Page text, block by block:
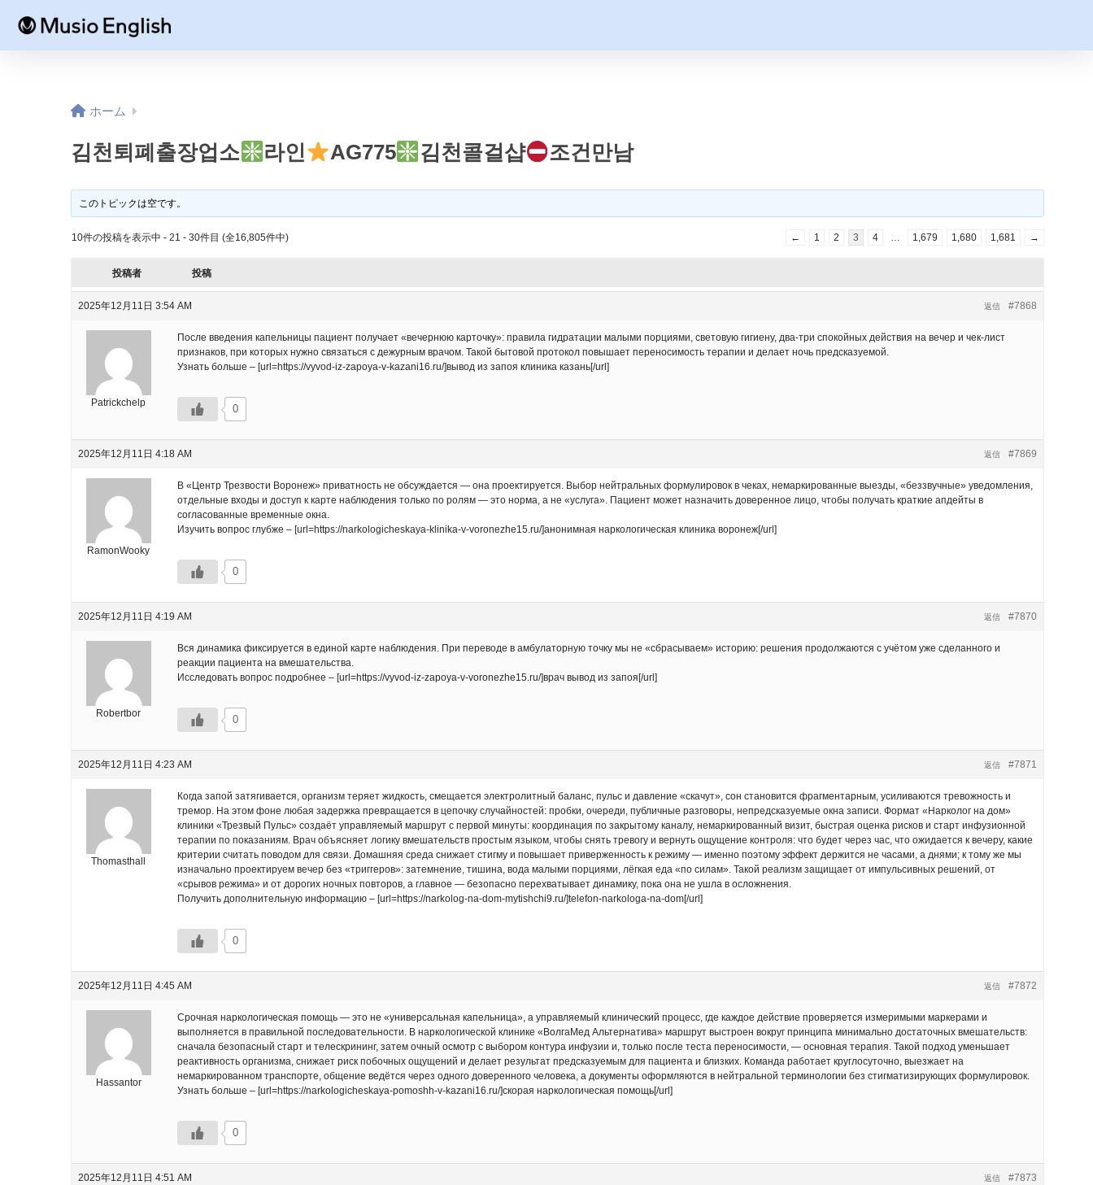
ホーム
김천퇴폐출장업소 라인 AG775 김천콜걸샵 조건만남
このトピックは空です。
10件の投稿を表示中 - 21 - 30件目 (全16,805件中) ← 1 2 3 4 … 1,679 1,680 1,681 →
投稿者 投稿
2025年12月11日 3:54 AM #7868
返信
Patrickchelp
После введения капельницы пациент получает «вечернюю карточку»: правила гидратации малыми порциями, световую гигиену, два-три спокойных действия на вечер и чек-лист
признаков, при которых нужно связаться с дежурным врачом. Такой бытовой протокол повышает переносимость терапии и делает ночь предсказуемой.
Узнать больше – [url=https://vyvod-iz-zapoya-v-kazani16.ru/]вывод из запоя клиника казань[/url]
0
2025年12月11日 4:18 AM #7869
返信
RamonWooky
В «Центр Трезвости Воронеж» приватность не обсуждается — она проектируется. Выбор нейтральных формулировок в чеках, немаркированные выезды, «беззвучные» уведомления,
отдельные входы и доступ к карте наблюдения только по ролям — это норма, а не «услуга». Пациент может назначить доверенное лицо, чтобы получать краткие апдейты в
согласованные временные окна.
Изучить вопрос глубже – [url=https://narkologicheskaya-klinika-v-voronezhe15.ru/]анонимная наркологическая клиника воронеж[/url]
0
2025年12月11日 4:19 AM #7870
返信
Robertbor
Вся динамика фиксируется в единой карте наблюдения. При переводе в амбулаторную точку мы не «сбрасываем» историю: решения продолжаются с учётом уже сделанного и
реакции пациента на вмешательства.
Исследовать вопрос подробнее – [url=https://vyvod-iz-zapoya-v-voronezhe15.ru/]врач вывод из запоя[/url]
0
2025年12月11日 4:23 AM #7871
返信
Thomasthall
Когда запой затягивается, организм теряет жидкость, смещается электролитный баланс, пульс и давление «скачут», сон становится фрагментарным, усиливаются тревожность и
тремор. На этом фоне любая задержка превращается в цепочку случайностей: пробки, очереди, публичные разговоры, непредсказуемые окна записи. Формат «Нарколог на дом»
клиники «Трезвый Пульс» создаёт управляемый маршрут с первой минуты: координация по закрытому каналу, немаркированный визит, быстрая оценка рисков и старт инфузионной
терапии по показаниям. Врач объясняет логику вмешательств простым языком, чтобы снять тревогу и вернуть ощущение контроля: что будет через час, что ожидается к вечеру, какие
критерии считать поводом для связи. Домашняя среда снижает стигму и повышает приверженность к режиму — именно поэтому эффект держится не часами, а днями; к тому же мы
изначально проектируем вечер без «триггеров»: затемнение, тишина, вода малыми порциями, лёгкая еда «по силам». Такой реализм защищает от импульсивных решений, от
«срывов режима» и от дорогих ночных повторов, а главное — безопасно перехватывает динамику, пока она не ушла в осложнения.
Получить дополнительную информацию – [url=https://narkolog-na-dom-mytishchi9.ru/]telefon-narkologa-na-dom[/url]
0
2025年12月11日 4:45 AM #7872
返信
Hassantor
Срочная наркологическая помощь — это не «универсальная капельница», а управляемый клинический процесс, где каждое действие проверяется измеримыми маркерами и
выполняется в правильной последовательности. В наркологической клинике «ВолгаМед Альтернатива» маршрут выстроен вокруг принципа минимально достаточных вмешательств:
сначала безопасный старт и телескрининг, затем очный осмотр с выбором контура инфузии и, только после теста переносимости, — основная терапия. Такой подход уменьшает
реактивность организма, снижает риск побочных ощущений и делает результат предсказуемым для пациента и близких. Команда работает круглосуточно, выезжает на
немаркированном транспорте, общение ведётся через одного доверенного человека, а документы оформляются в нейтральной терминологии без стигматизирующих формулировок.
Узнать больше – [url=https://narkologicheskaya-pomoshh-v-kazani16.ru/]скорая наркологическая помощь[/url]
0
2025年12月11日 4:51 AM #7873
返信